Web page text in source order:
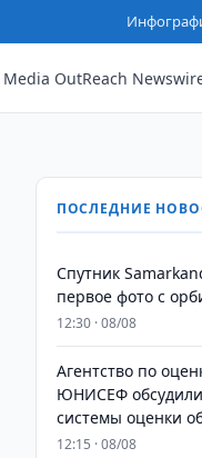
Media OutReach
ПОСЛЕДНИЕ
Спутник
первое фото с
12:30 · 08/08
Агентство по
ЮНИСЕФ
системы оценки
12:15 · 08/08